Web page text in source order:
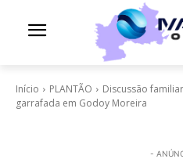
Início PLANTÃO
Discussão
garrafada em Godoy Moreira
-